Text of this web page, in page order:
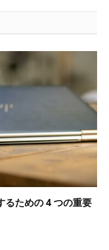
るための 4 つの重要